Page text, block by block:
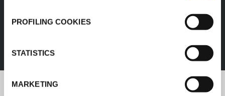
PROFILING COOKIES
STATISTICS
MARKETING